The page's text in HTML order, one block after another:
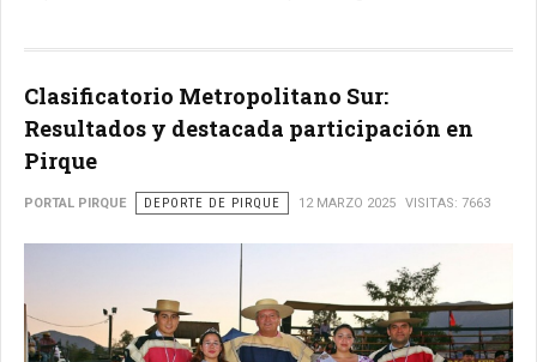
Clasificatorio Metropolitano Sur:
Resultados y destacada participación en
Pirque
PORTAL PIRQUE DEPORTE DE PIRQUE 12 MARZO 2025 VISITAS: 7663